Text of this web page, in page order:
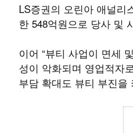
LS증권의 오린아 애널리
한 548억원으로 당사 및
이어 “뷰티 사업이 면세
성이 악화되며 영업적자
부담 확대도 뷰티 부진을